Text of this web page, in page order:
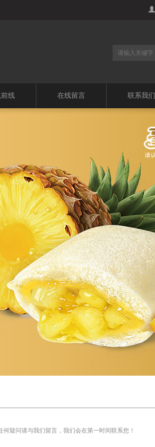
线 在线留言 联系我们
疑问请与我们留言，我们会在第一时间联系您！